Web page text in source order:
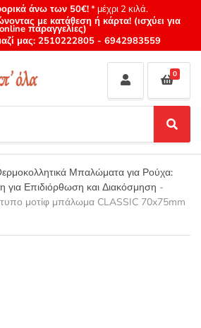
άνω των 50€!* μέχρι 2 κιλά.
με κατάθεση ή κάρτα! (ισχύει για
online παραγγελίες)
μας: 2510222805 - 6942983559
S
e
a
r
h
0
Μπαλώματα για Ρούχα:
Επιδιόρθωση και Διακόσμηση -
μοτίφ μπάλωμα CLASSIC 70x75mm